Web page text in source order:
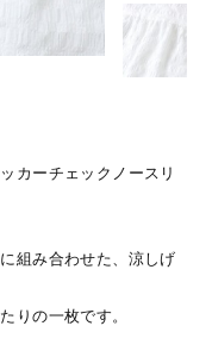
カーチェックノースリ
組み合わせた、涼しげ
りの一枚です。